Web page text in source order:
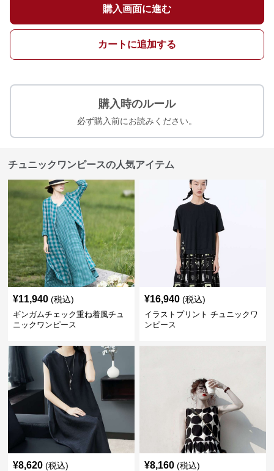
購入画面に進む
カートに追加する
購入時のルール
必ず購入前にお読みください。
チュニックワンピースの人気アイテム
¥11,940 (税込)
ギンガムチェック重ね着風チュ
ニックワンピース
¥16,940 (税込)
イラストプリント チュニックワ
ンピース
¥8,620 (税込) ¥8,160 (税込)